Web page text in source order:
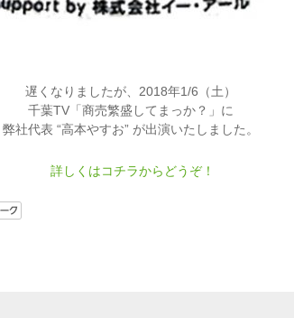
遅くなりましたが、2018年1/6（土）
千葉TV「商売繁盛してまっか？」に
弊社代表 “高本やすお” が出演いたしました。
詳しくはコチラからどうぞ！